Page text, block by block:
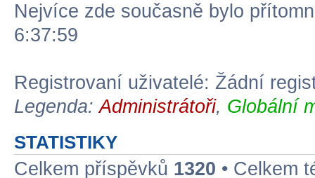
Nejvíce zde současně bylo
6:37:59
Registrovaní uživatelé: Žádní
Legenda:Administrátoři, Globální
STATISTIKY
Celkem příspěvků 1320 • Celkem